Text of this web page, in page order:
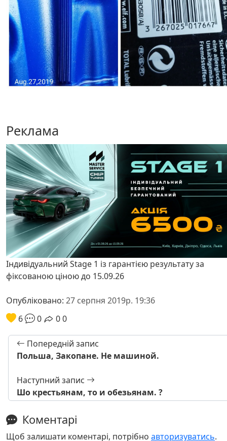
Реклама
Індивідуальний Stage 1 із гарантією результату за
фіксованою ціною до 15.09.26
Опубліковано: 27 серпня 2019р. 19:36
6
0 00
Попередній запис
Польша, Закопане. Не машиной.
Наступний запис
Шо крестьянам, то и обезьянам. ?
Коментарі
Щоб залишати коментарі, потрібно авторизуватись.